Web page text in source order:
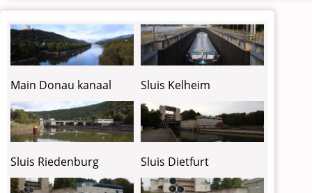
Main Donau kanaal Sluis Kelheim
Sluis Riedenburg Sluis Dietfurt